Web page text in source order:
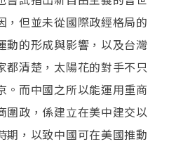
，但並未從國際政經格局的
動的形成與影響，以及台灣
都清楚，太陽花的對手不只
。而中國之所以能運用重商
圍政，係建立在美中建交以
期，以致中國可在美國推動